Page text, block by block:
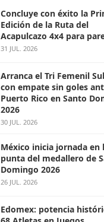
Concluye con éxito la
Edición de la Ruta del
Acapulcazo 4x4 para
31 JUL. 2026
Arranca el Tri Femenil
con empate sin goles
Puerto Rico en Santo
2026
30 JUL. 2026
México inicia jornada en
punta del medallero de
Domingo 2026
26 JUL. 2026
Edomex: potencia